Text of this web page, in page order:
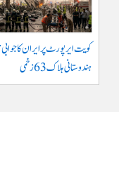
کویت ایر پورٹ پر ایران کا جوابی حملہ
ہندوستانی ہلاک 63 زخمی